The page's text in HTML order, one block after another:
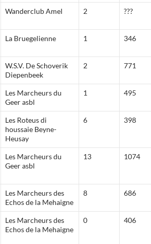
Wanderclub Amel 2 ???
La Bruegelienne 1 346
W.S.V. De Schoverik
Diepenbeek
2 771
Les Marcheurs du
Geer asbl
1 495
Les Roteus di
houssaie Beyne-
Heusay
6 398
Les Marcheurs du
Geer asbl
13 1074
Les Marcheurs des
Echos de la Mehaigne
8 686
Les Marcheurs des
Echos de la Mehaigne
0 406